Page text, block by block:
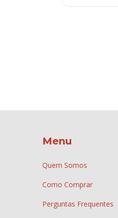
Menu
Quem Somos
Como Comprar
Perguntas Frequentes